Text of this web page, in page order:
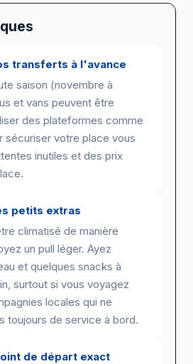
transferts à l'avance
saison (novembre à
et vans peuvent être
des plateformes comme
sécuriser votre place vous
inutiles et des prix
petits extras
climatisé de manière
un pull léger. Ayez
et quelques snacks à
surtout si vous voyagez
locales qui ne
toujours de service à bord.
de départ exact